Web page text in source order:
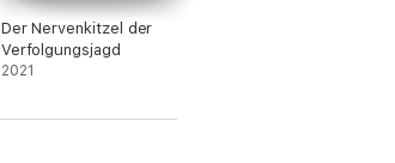
Der Nervenkitzel der
Verfolgungsjagd
2021